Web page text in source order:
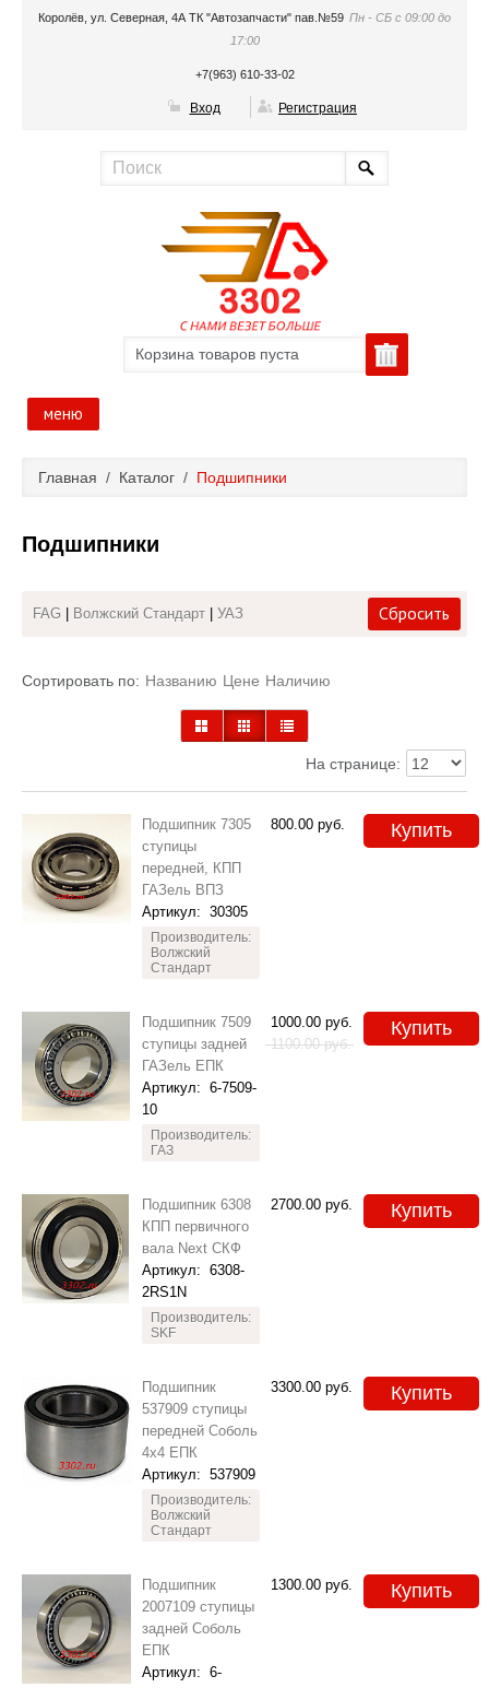
Королёв, ул. Северная, 4А ТК "Автозапчасти" пав.№59 Пн - СБ с 09:00 до
17:00
+7(963) 610-33-02
Вход Регистрация
Корзина товаров пуста
меню
Покупка и оплата
Контакты
Главная / Каталог / Подшипники
Подшипники
FAG Волжский Стандарт УАЗ Сбросить
Сортировать по: Названию Цене Наличию
На странице:
Подшипник 7305
ступицы
передней, КПП
ГАЗель ВПЗ
Артикул: 30305
Производитель:
Волжский
Стандарт
800.00 руб. Купить
Подшипник 7509
ступицы задней
ГАЗель ЕПК
Артикул: 6-7509-
10
Производитель:
ГАЗ
1000.00 руб.
1100.00 руб.
Купить
Подшипник 6308
КПП первичного
вала Next СКФ
Артикул: 6308-
2RS1N
Производитель:
SKF
2700.00 руб. Купить
Подшипник
537909 ступицы
передней Соболь
4x4 ЕПК
Артикул: 537909
Производитель:
Волжский
Стандарт
3300.00 руб. Купить
Подшипник
2007109 ступицы
задней Соболь
ЕПК
Артикул: 6-
1300.00 руб. Купить